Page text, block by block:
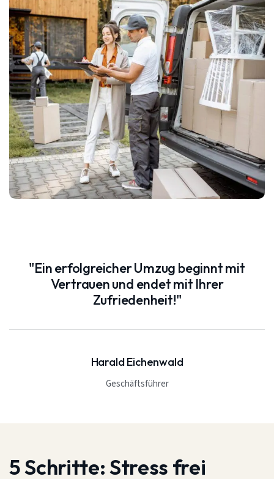
"Ein erfolgreicher Umzug beginnt mit
Vertrauen und endet mit Ihrer
Zufriedenheit!"
Harald Eichenwald
Geschäftsführer
5 Schritte:Stress frei